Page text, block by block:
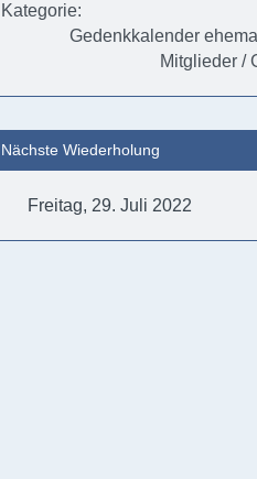
Kategorie
Gedenkkalender
Mitglieder /
Nächste Wiederholung
Freitag, 29. Juli 2022